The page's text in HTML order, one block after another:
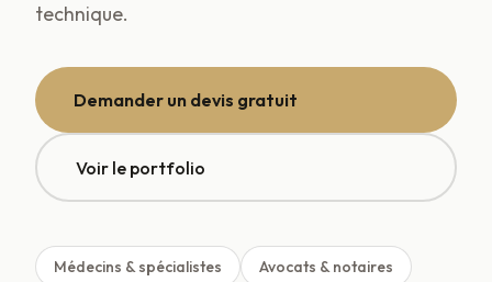
technique.
Demander un devis gratuit
Voir le portfolio
Médecins & spécialistes Avocats & notaires